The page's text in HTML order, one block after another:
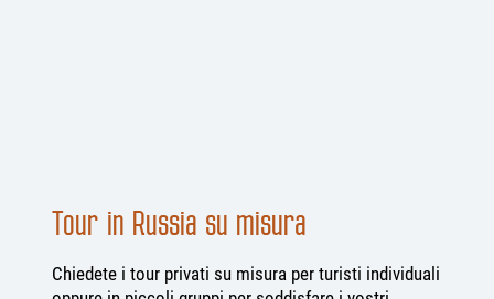
Tour in Russia su misura
Chiedete i tour privati su misura per turisti individuali